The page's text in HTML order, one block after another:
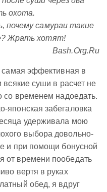
охота.
почему самураи такие
Жрать хотят!
Bash.Org.Ru
самая эффективная в
всякие суши в расчет не
со временем надоедать.
японская забегаловка
удерживала мою
выбора довольно-
и при помощи бонусной
от времени пообедать
вертя в руках
обед, я вдруг